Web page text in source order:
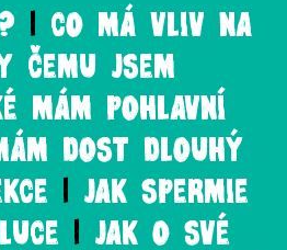
CO MÁ VLIV NA
ČEMU JSEM
MÁM POHLAVNÍ
DOST DLOUHÝ
JAK SPERMIE
JAK O SVÉ